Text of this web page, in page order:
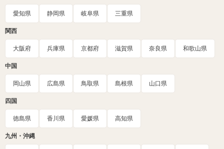
愛知県 静岡県 岐阜県 三重県
関西
大阪府 兵庫県 京都府 滋賀県 奈良県 和歌山県
中国
岡山県 広島県 鳥取県 島根県 山口県
四国
徳島県 香川県 愛媛県 高知県
九州・沖縄